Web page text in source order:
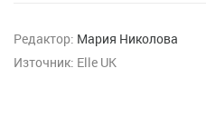
Редактор: Мария Николова
Източник: Elle UK